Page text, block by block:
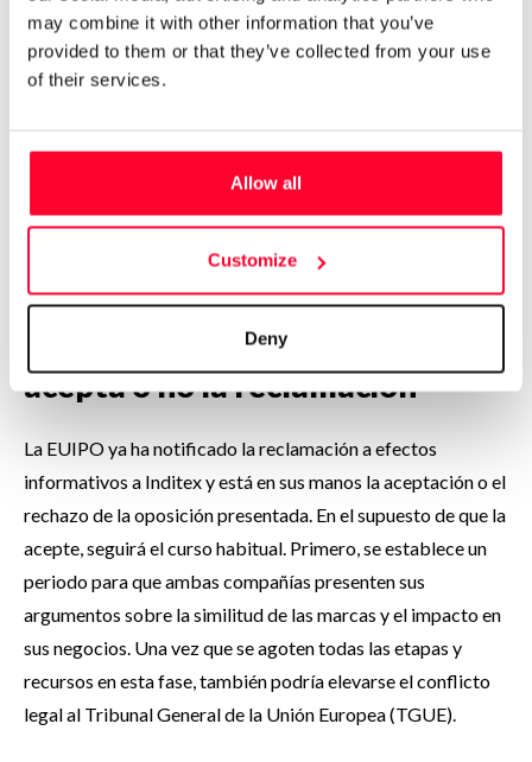
may combine it with other information that you’ve
provided to them or that they’ve collected from your use
of their services.
Allow all
Customize
Deny
confusión, ventaja injusta y daño al carácter distintivo de su
propia marca», recoge
Reuters
. Así, Zicaffè, que su historia
aprovecharse de la reputación que han ido forjando a lo
Se está a la espera de si la EUIPO
acepta o no la reclamación
La EUIPO ya ha notificado la reclamación a efectos
informativos a Inditex y está en sus manos la aceptación o el
rechazo de la oposición presentada. En el supuesto de que la
acepte, seguirá el curso habitual. Primero, se establece un
periodo para que ambas compañías presenten sus
argumentos sobre la similitud de las marcas y el impacto en
sus negocios. Una vez que se agoten todas las etapas y
recursos en esta fase, también podría elevarse el conflicto
legal al Tribunal General de la Unión Europea (TGUE).